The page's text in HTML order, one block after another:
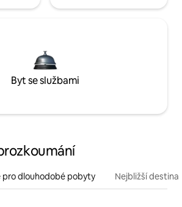
Byt se službami
dlouhodobé pobyty Nejbližší